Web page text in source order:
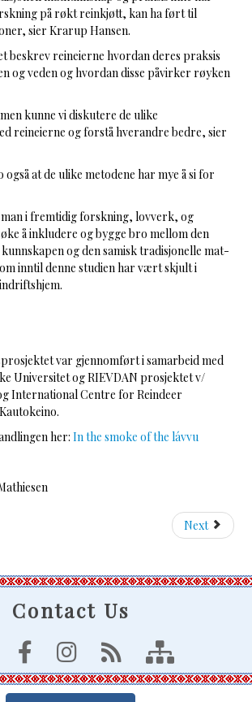
på røkt reinkjøtt, kan ha ført til
sier Krarup Hansen.
beskrev reineierne hvordan deres praksis
og veden og hvordan disse påvirker røyken
kunne vi diskutere de ulike
reineierne og forstå hverandre bedre, sier
også at de ulike metodene har mye å si for
i fremtidig forskning, lovverk, og
å inkludere og bygge bro mellom den
og den samisk tradisjonelle mat-
inntil denne studien har vært skjult i
var gjennomført i samarbeid med
Universitet og RIEVDAN prosjektet v/
International Centre for Reindeer
her:In the smoke of the lávvu
Next
Contact Us